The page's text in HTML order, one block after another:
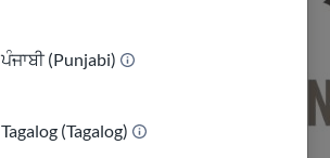
ਪੰਜਾਬੀ (Punjabi)
Tagalog (Tagalog)